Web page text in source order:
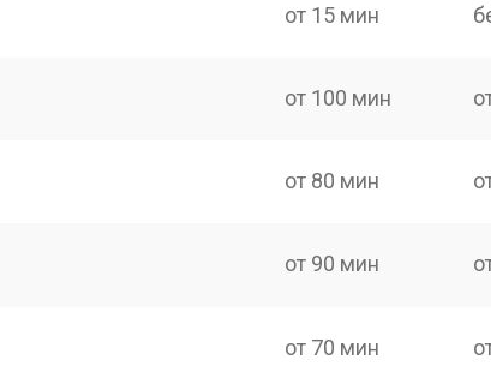
от 15 мин
от 100 мин
от 80 мин
от 90 мин
от 70 мин